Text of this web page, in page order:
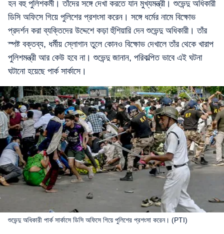
হন বহু পুলিশকর্মী। তাঁদের সঙ্গে দেখা করতে যান মুখ্যমন্ত্রী। শুভেন্দু অধিকারী
ডিসি অফিসে গিয়ে পুলিশের প্রশংসা করেন। সঙ্গে ধর্মের নামে বিক্ষোভ
প্রদর্শন করা ব্যক্তিদের উদ্দেশে কড়া হুঁশিয়ারি দেন শুভেন্দু অধিকারী। তাঁর
স্পষ্ট বক্তব্য, ধর্মীয় স্লোগান তুলে কোনও বিক্ষোভ দেখালে তাঁর থেকে খারাপ
পুলিশমন্ত্রী আর কেউ হবে না। শুভেন্দু জানান, পরিকল্পিত ভাবে এই ঘটনা
ঘটানো হয়েছে পার্ক সার্কাসে।
শুভেন্দু অধিকারী পার্ক সার্কাসে ডিসি অফিসে গিয়ে পুলিশের প্রশংসা করেন। (PTI)